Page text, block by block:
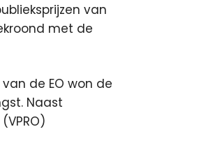
van
met de
de EO won de
Naast